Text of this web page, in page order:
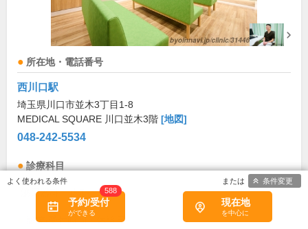
所在地・電話番号
西川口駅
埼玉県川口市並木3丁目1-8
MEDICAL SQUARE 川口並木3階 [地図]
048-242-5534
診療科目
泌尿器科 内科
診療/受付時間・休診日
予約/受付
588
現在地
条件変更